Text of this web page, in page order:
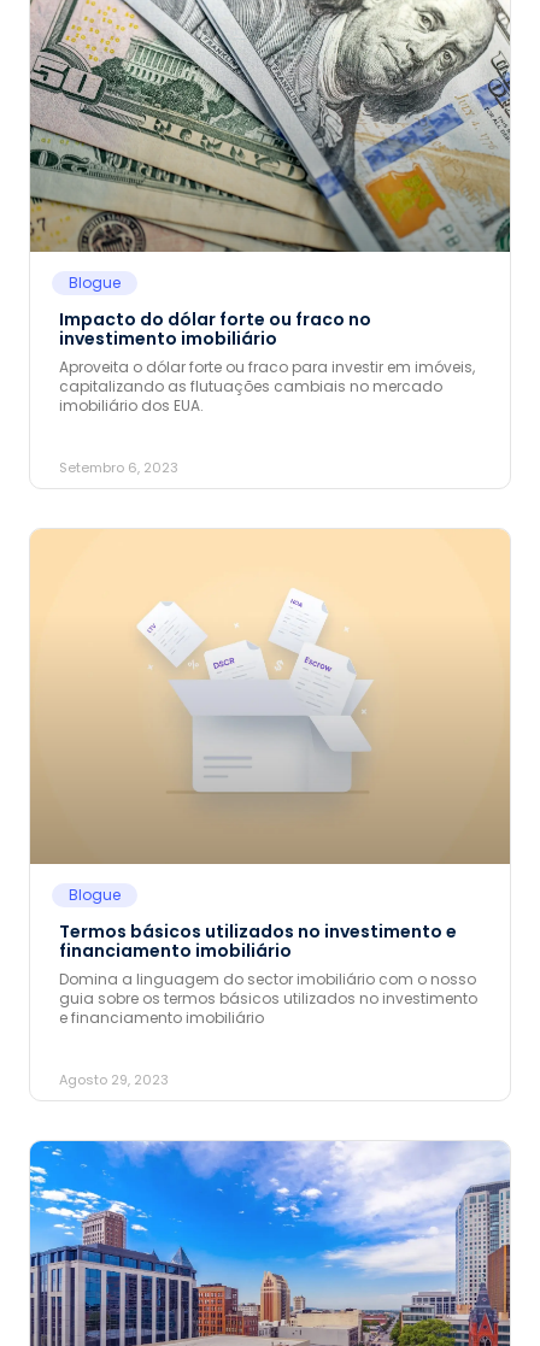
Blogue
Impacto do dólar forte ou fraco no
investimento imobiliário
Aproveita o dólar forte ou fraco para investir em imóveis,
capitalizando as flutuações cambiais no mercado
imobiliário dos EUA.
Setembro 6, 2023
Blogue
Termos básicos utilizados no investimento e
financiamento imobiliário
Domina a linguagem do sector imobiliário com o nosso
guia sobre os termos básicos utilizados no investimento
e financiamento imobiliário
Agosto 29, 2023